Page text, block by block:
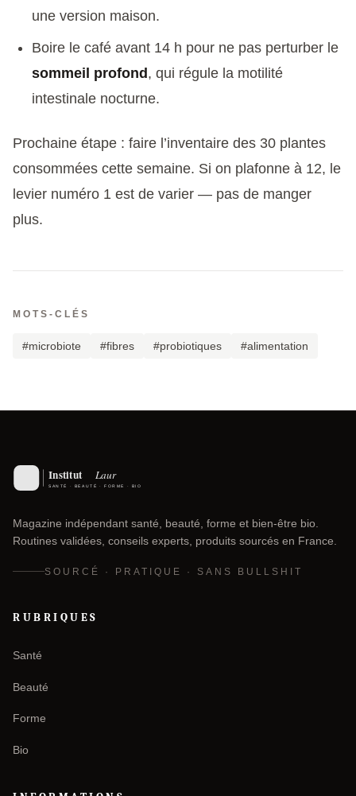
une version maison.
Boire le café avant 14 h pour ne pas perturber le
sommeil profond , qui régule la motilité
intestinale nocturne.
Prochaine étape : faire l’inventaire des 30 plantes
consommées cette semaine. Si on plafonne à 12, le
levier numéro 1 est de varier — pas de manger
plus.
MOTS-CLÉS
#microbiote #fibres #probiotiques #alimentation
Magazine indépendant santé, beauté, forme et bien-être bio.
Routines validées, conseils experts, produits sourcés en France.
SOURCÉ · PRATIQUE · SANS BULLSHIT
RUBRIQUES
Santé
Beauté
Forme
Bio